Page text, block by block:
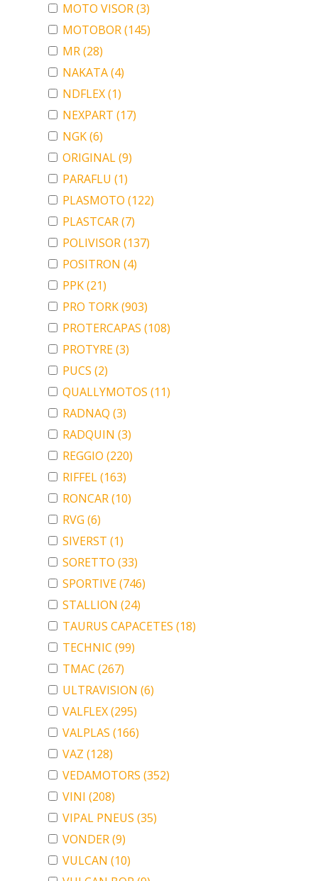
MOTO VISOR(3)
MOTOBOR(145)
MR(28)
NAKATA(4)
NDFLEX(1)
NEXPART (17)
NGK(6)
ORIGINAL(9)
PARAFLU (1)
PLASMOTO (122)
PLASTCAR(7)
POLIVISOR(137)
POSITRON (4)
PPK(21)
PRO TORK(903)
PROTERCAPAS (108)
PROTYRE(3)
PUCS (2)
QUALLYMOTOS (11)
RADNAQ (3)
RADQUIN (3)
REGGIO (220)
RIFFEL(163)
RONCAR(10)
RVG (6)
SIVERST (1)
SORETTO (33)
SPORTIVE(746)
STALLION (24)
TAURUS CAPACETES (18)
TECHNIC (99)
TMAC (267)
ULTRAVISION (6)
VALFLEX(295)
VALPLAS (166)
VAZ (128)
VEDAMOTORS (352)
VINI (208)
VIPAL PNEUS (35)
VONDER(9)
VULCAN (10)